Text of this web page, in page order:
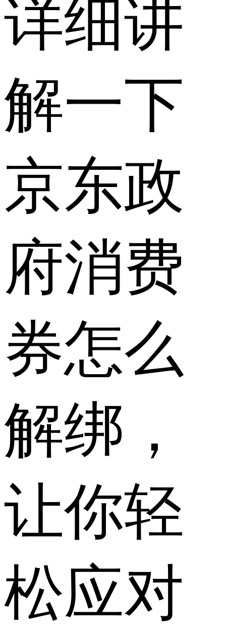
详细讲
解一下
京东政
府消费
券怎么
解绑，
让你轻
松应对